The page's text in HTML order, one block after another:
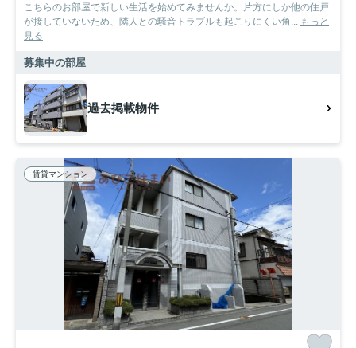
こちらのお部屋で新しい生活を始めてみませんか。片方にしか他の住戸
が接していないため、隣人との騒音トラブルも起こりにくい角... もっと
見る
募集中の部屋
過去掲載物件
賃貸マンション